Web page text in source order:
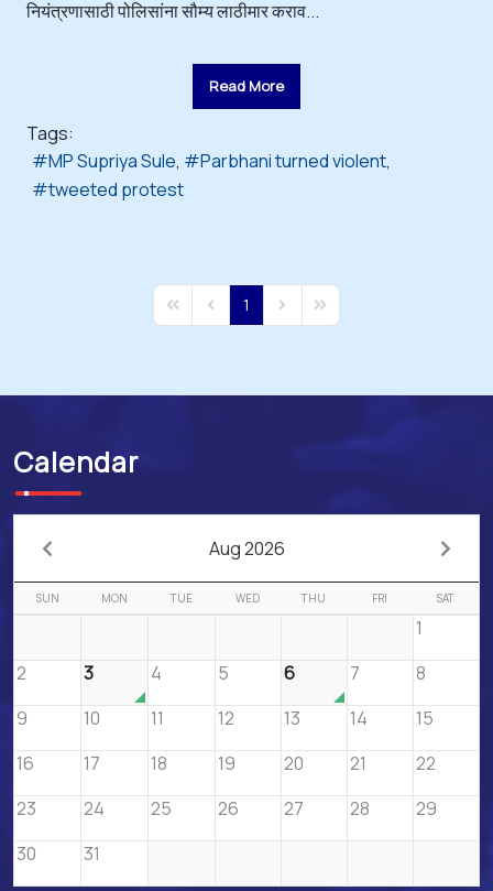
नियंत्रणासाठी पोलिसांना सौम्य लाठीमार कराव...
Read More
Tags:
MP Supriya Sule
Parbhani turned violent
tweeted protest
First PagePrevious Page
1 Next PageLast Page
Calendar
Aug 2026
SUN MON TUE WED THU FRI SAT
1
2
3 4 5 6 7
8
9
10 11 12 13 14
15
16
17 18 19 20 21
22
23
24 25 26 27 28
29
30
31